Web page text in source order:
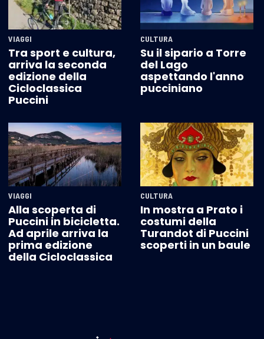
VIAGGI
Tra sport e cultura,
arriva la seconda
edizione della
Cicloclassica
Puccini
CULTURA
Su il sipario a Torre
del Lago
aspettando l'anno
pucciniano
VIAGGI
Alla scoperta di
Puccini in bicicletta.
Ad aprile arriva la
prima edizione
della Cicloclassica
CULTURA
In mostra a Prato i
costumi della
Turandot di Puccini
scoperti in un baule